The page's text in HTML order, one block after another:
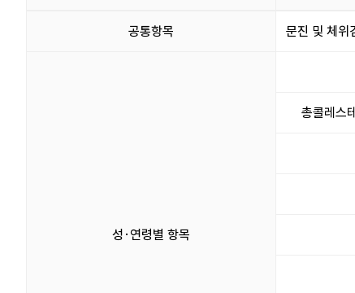
공통항목 문진 및 체
성·연령별 항목
총콜레스